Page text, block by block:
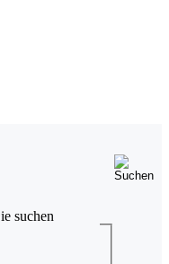
suchen